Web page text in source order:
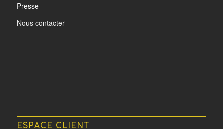
Presse
Nous contacter
ESPACE CLIENT